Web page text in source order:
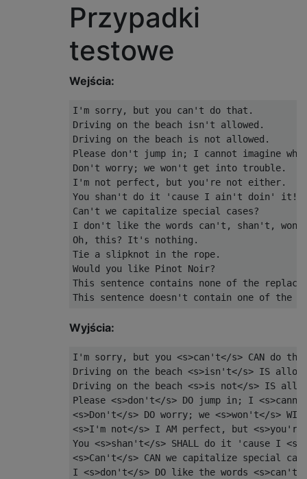
Przypadki
testowe
Wejścia:
I'm sorry, but you can't do that.
Driving on the beach isn't allowed.
Driving on the beach is not allowed.
Please don't jump in; I cannot imagine
Don't worry; we won't get into trouble.
I'm not perfect, but you're not either.
You shan't do it 'cause I ain't doin' it!
Can't we capitalize special cases?
I don't like the words can't, shan't,
Oh, this? It's nothing.
Tie a slipknot in the rope.
Would you like Pinot Noir?
This sentence contains none of the
Wyjścia:
I'm sorry, but you <s>can't</s> CAN do
Driving on the beach <s>isn't</s> IS
Driving on the beach <s>is not</s> IS
Please <s>don't</s> DO jump in; I
<s>Don't</s> DO worry; we <s>won't</s>
<s>I'm not</s> I AM perfect, but <s>you're
You <s>shan't</s> SHALL do it 'cause I
<s>Can't</s> CAN we capitalize special
I <s>don't</s> DO like the words <s>can't</